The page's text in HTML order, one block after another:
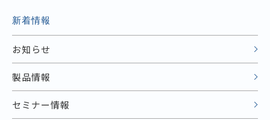
新着情報
お知らせ
製品情報
セミナー情報